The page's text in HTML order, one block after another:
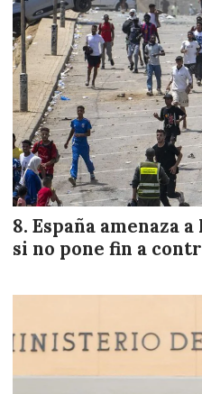
España amenaza
si no pone fin a